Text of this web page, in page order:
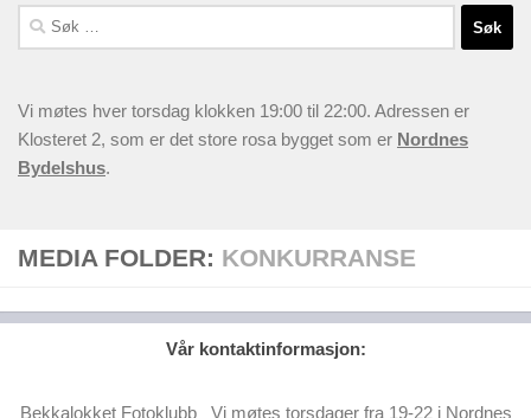
MEDIA FOLDER: KONKURRANSE
Søk
etter:
Vi møtes hver torsdag klokken 19:00 til 22:00. Adressen er
Klosteret 2, som er det store rosa bygget som er Nordnes
Bydelshus.
Vår kontaktinformasjon:
Bekkalokket Fotoklubb Vi møtes torsdager fra 19-22 i Nordnes